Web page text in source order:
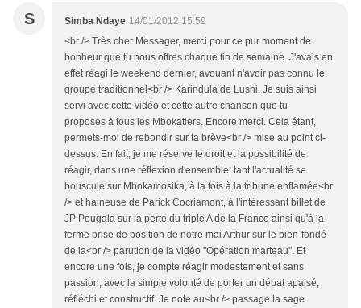
S Simba Ndaye 14/01/2012 15:59
<br /> Très cher Messager, merci pour ce pur moment de
bonheur que tu nous offres chaque fin de semaine. J'avais en
effet réagi le weekend dernier, avouant n'avoir pas connu le
groupe traditionnel<br /> Karindula de Lushi. Je suis ainsi
servi avec cette vidéo et cette autre chanson que tu
proposes à tous les Mbokatiers. Encore merci. Cela étant,
permets-moi de rebondir sur ta brève<br /> mise au point ci-
dessus. En fait, je me réserve le droit et la possibilité de
réagir, dans une réflexion d'ensemble, tant l'actualité se
bouscule sur Mbokamosika, à la fois à la tribune enflamée<br
/> et haineuse de Parick Cocriamont, à l'intéressant billet de
JP Pougala sur la perte du triple A de la France ainsi qu'à la
ferme prise de position de notre mai Arthur sur le bien-fondé
de la<br /> parution de la vidéo ''Opération marteau''. Et
encore une fois, je compte réagir modestement et sans
passion, avec la simple volonté de porter un débat apaisé,
réfléchi et constructif. Je note au<br /> passage la sage